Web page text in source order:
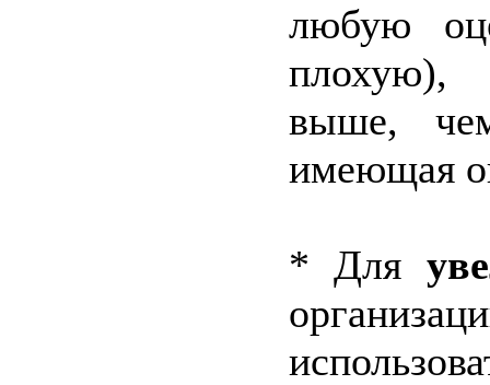
любую
плохую),
выше,
имеющая
* Для